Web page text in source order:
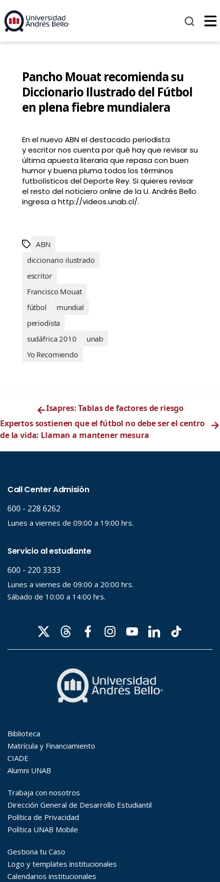
Pancho Mouat recomienda su
Diccionario Ilustrado del Fútbol
en plena fiebre mundialera
En el nuevo ABN el destacado periodista
y escritor nos cuenta por qué hay que revisar su
última apuesta literaria que repasa con buen
humor y buena pluma todos los términos
futbolísticos del Deporte Rey. Si quieres revisar
el resto del noticiero online de la U. Andrés Bello
ingresa a http://videos.unab.cl/.
ABN
diccionario ilustrado
escritor
Francisco Mouat
fútbol
mundial
periodista
sudáfrica 2010
unab
Yo Recomiendo
←Isapres: Tablas de factores de riesgo
Expertos sostienen que el fútbol no debe ser el centro
de la vida: Llaman a mantener mesura
→